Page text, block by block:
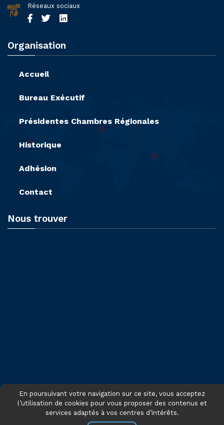
En poursuivant votre navigation sur ce site, vous acceptez
l’utilisation de cookies pour vous proposer des contenus et
services adaptés à vos centres d’intérêts.
Réseaux sociaux
Organisation
Accueil
Bureau Exécutif
Présidentes Chambres Régionales
Historique
Adhésion
Contact
Nous trouver
© 2021 - Tous droits réservés CNFCE - Site réalisé par